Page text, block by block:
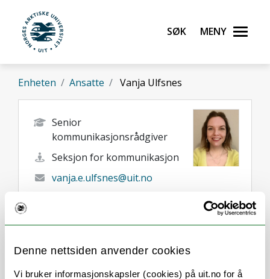
Denne nettsiden anvender cookies
Vi bruker informasjonskapsler (cookies) på uit.no for å
Gå til hovedinnhold
UiT Norges arktiske universitet
Søk Meny
Enheten Ansatte Vanja Ulfsnes
Senior
kommunikasjonsrådgiver
Seksjon for kommunikasjon
vanja.e.ulfsnes@uit.no